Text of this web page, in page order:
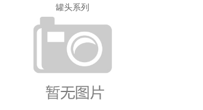
罐头系列